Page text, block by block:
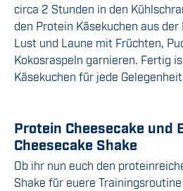
circa 2 Stunden in den
den Protein Käsekuchen aus
Lust und Laune mit Früchten,
Kokosraspeln garnieren. Fertig
Käsekuchen für jede
Protein Cheesecake und
Cheesecake Shake
Ob ihr nun euch den
Shake für euere